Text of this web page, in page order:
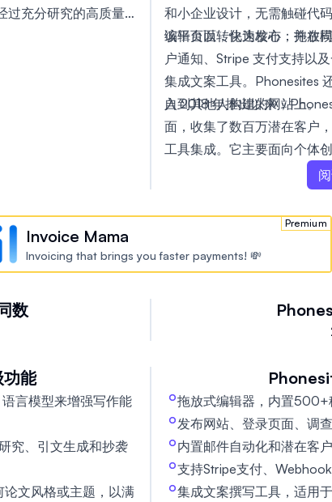
过充分研究的高质量
草论文、在综合学术
工具提供实时建议和
和小企业设计，无需触碰代
编辑页面，快速发布，并在
该平台以转化为核心：拖放
户通知、Stripe 支付支持以
集成文案工具。Phonesites
入到其他人构建的网站上。
自 2018 年推出以来，
面，收集了数百万潜在客户
工具集成。它主要面向个体
业，强调快速上线而非沉重
Premium
Invoice Mama
Invoicing that brings you faster payments! 💸
数
功能
言模型来增强写作能
究、引文生成和抄袭
文风格或主题，以满
拖放式编辑器，内置500+
发布网站、登录页面、调
内置邮件自动化和潜在客
支持Stripe支付、
集成文案撰写工具，适用